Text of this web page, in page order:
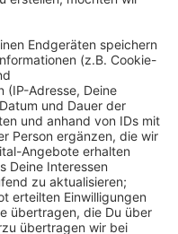
Ergebnis
aus. Nicht
Rezo, das schon
geschlagen
sich Maybrit Illner